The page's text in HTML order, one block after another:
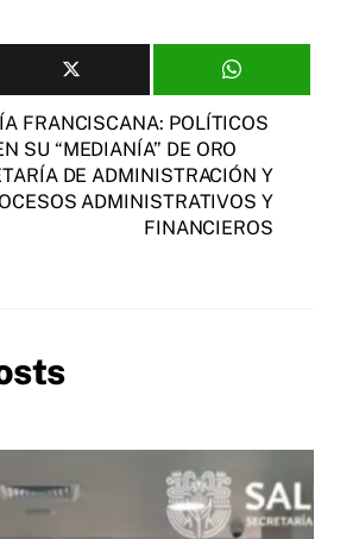
FRANCISCANA: POLÍTICOS
SU “MEDIANÍA” DE ORO
DE ADMINISTRACIÓN Y
ADMINISTRATIVOS Y
FINANCIEROS